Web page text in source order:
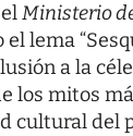
Ministerio
el lema
a la
los mitos
cultural del